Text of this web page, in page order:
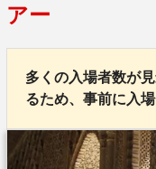
アー
多くの入場者数が
るため、事前に入